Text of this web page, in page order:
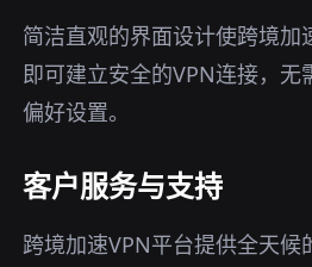
简洁直观的界面设计使跨境
即可建立安全的VPN连接，
偏好设置。
客户服务与支持
跨境加速VPN平台提供全天